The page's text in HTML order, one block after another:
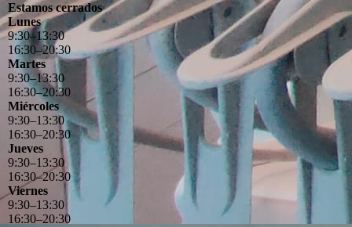
Estamos cerrados
Lunes
9:30–13:30
16:30–20:30
Martes
9:30–13:30
16:30–20:30
Miércoles
9:30–13:30
16:30–20:30
Jueves
9:30–13:30
16:30–20:30
Viernes
9:30–13:30
16:30–20:30